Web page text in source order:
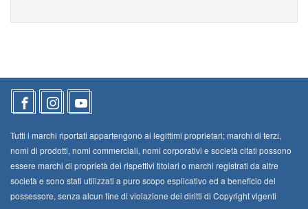
Tutti i marchi riportati appartengono ai legittimi proprietari; marchi di terzi,
nomi di prodotti, nomi commerciali, nomi corporativi e società citati possono
essere marchi di proprietà dei rispettivi titolari o marchi registrati da altre
società e sono stati utilizzati a puro scopo esplicativo ed a beneficio del
possessore, senza alcun fine di violazione dei diritti di Copyright vigenti